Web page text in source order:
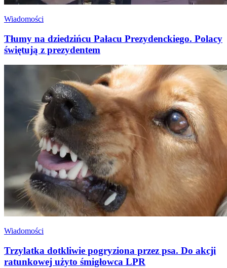
Wiadomości
Tłumy na dziedzińcu Pałacu Prezydenckiego. Polacy
świętują z prezydentem
Wiadomości
Trzylatka dotkliwie pogryziona przez psa. Do akcji
ratunkowej użyto śmigłowca LPR